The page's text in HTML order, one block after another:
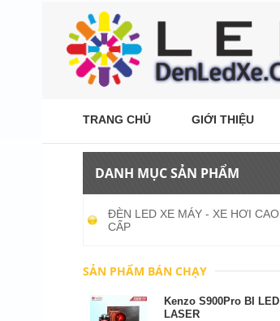
TRANG CHỦ GIỚI THIỆU
DANH MỤC SẢN PHẨM
ĐÈN LED XE MÁY - XE HƠI CAO
CẤP
SẢN PHẨM BÁN CHẠY
Kenzo S900Pro BI LED
LASER